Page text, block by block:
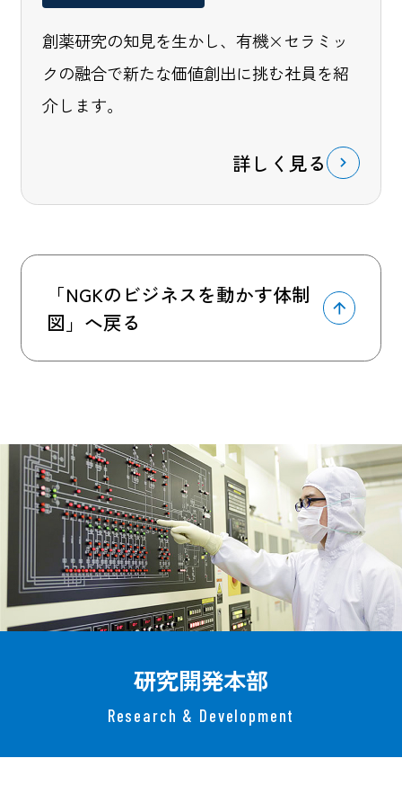
創薬研究の知見を生かし、有機×セラミッ
クの融合で新たな価値創出に挑む社員を紹
介します。
詳しく見る
「NGKのビジネスを動かす体制
図」へ戻る
研究開発本部
Research & Development